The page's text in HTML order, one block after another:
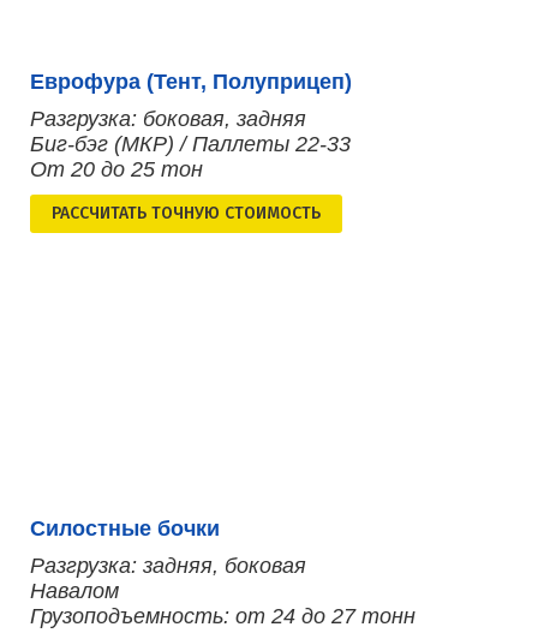
Еврофура (Тент, Полуприцеп)
Разгрузка: боковая, задняя
Биг-бэг (МКР) / Паллеты 22-33
От 20 до 25 тон
РАСCЧИТАТЬ ТОЧНУЮ СТОИМОСТЬ
Силостные бочки
Разгрузка: задняя, боковая
Навалом
Грузоподъемность: от 24 до 27 тонн